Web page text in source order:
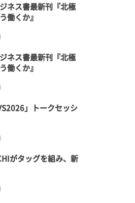
ネス書最新刊『北極
働くか』
ネス書最新刊『北極
働くか』
」トークセッシ
がタッグを組み、新